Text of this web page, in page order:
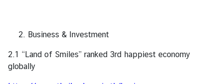
วี
ซ่
Business & Investment
2.1 “Land of Smiles” ranked 3rd happiest economy
globally